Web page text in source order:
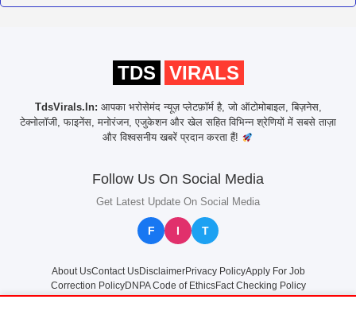
TDS VIRALS
TdsVirals.In: आपका भरोसेमंद न्यूज़ प्लेटफ़ॉर्म है, जो ऑटोमोबाइल, बिज़नेस,
टेक्नोलॉजी, फाइनेंस, मनोरंजन, एजुकेशन और खेल सहित विभिन्न श्रेणियों में सबसे ताज़ा
और विश्वसनीय खबरें प्रदान करता हैं!
Follow Us On Social Media
Get Latest Update On Social Media
F I T
About UsContact UsDisclaimerPrivacy PolicyApply For Job
Correction PolicyDNPA Code of EthicsFact Checking Policy